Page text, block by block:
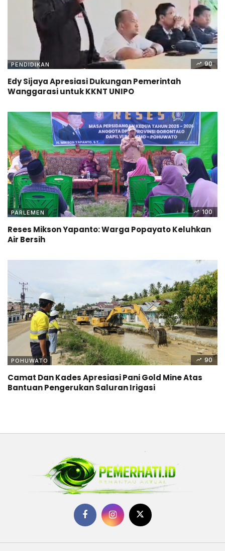
PENDIDIKAN 90
Edy Sijaya Apresiasi Dukungan Pemerintah
Wanggarasi untuk KKNT UNIPO
PARLEMEN 100
Reses Mikson Yapanto: Warga Popayato Keluhkan
Air Bersih
POHUWATO 90
Camat Dan Kades Apresiasi Pani Gold Mine Atas
Bantuan Pengerukan Saluran Irigasi